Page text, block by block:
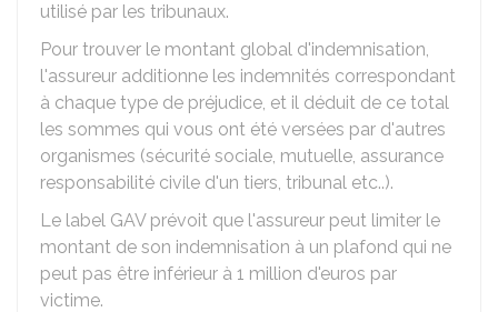
utilisé par les tribunaux.
Pour trouver le montant global d'indemnisation,
l'assureur additionne les indemnités correspondant
à chaque type de préjudice, et il déduit de ce total
les sommes qui vous ont été versées par d'autres
organismes (sécurité sociale, mutuelle, assurance
responsabilité civile d'un tiers, tribunal etc..).
Le label GAV prévoit que l'assureur peut limiter le
montant de son indemnisation à un plafond qui ne
peut pas être inférieur à 1 million d'euros par
victime.